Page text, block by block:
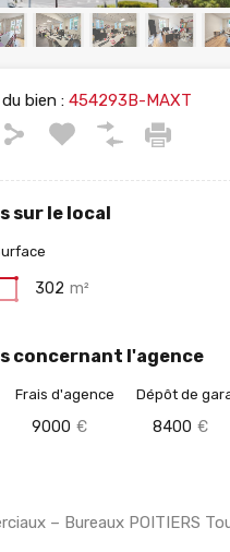
bien :454293B-MAXT
sur le local
302 m²
concernant l'agence
Frais d'agence
9000 €
Dépôt de
8400 €
– Bureaux POITIERS